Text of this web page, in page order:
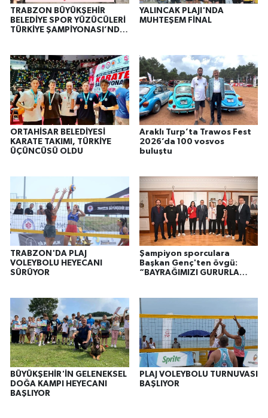
TRABZON BÜYÜKŞEHİR
BELEDİYE SPOR YÜZÜCÜLERİ
TÜRKİYE ŞAMPİYONASI’NDA
YALINCAK PLAJI'NDA
MUHTEŞEM FİNAL
ORTAHİSAR BELEDİYESİ
KARATE TAKIMI, TÜRKİYE
ÜÇÜNCÜSÜ OLDU
Araklı Turp’ta Trawos Fest
2026’da 100 vosvos
buluştu
TRABZON'DA PLAJ
VOLEYBOLU HEYECANI
SÜRÜYOR
Şampiyon sporculara
Başkan Genç'ten övgü:
“BAYRAĞIMIZI GURURLA
BÜYÜKŞEHİR'İN GELENEKSEL
DOĞA KAMPI HEYECANI
BAŞLIYOR
PLAJ VOLEYBOLU TURNUVASI
BAŞLIYOR